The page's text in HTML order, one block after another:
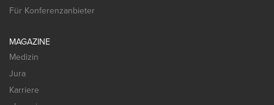
Für Konferenzanbieter
MAGAZINE
Medizin
Jura
Karriere